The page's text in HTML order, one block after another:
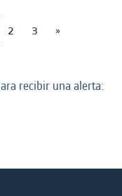
2 3 »
recibir una alerta: